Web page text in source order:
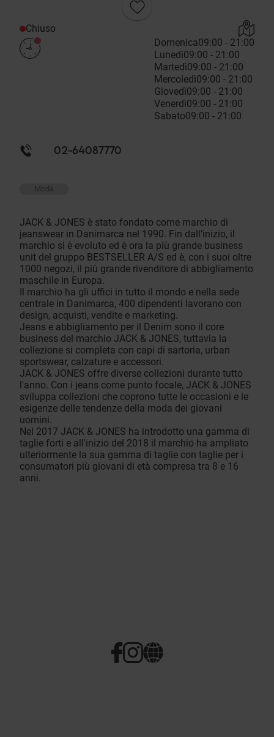
Chiuso
Domenica09:00 - 21:00
Lunedì09:00 - 21:00
Martedì09:00 - 21:00
Mercoledì09:00 - 21:00
Giovedì09:00 - 21:00
Venerdì09:00 - 21:00
Sabato09:00 - 21:00
02-64087770
Moda
JACK & JONES è stato fondato come marchio di
jeanswear in Danimarca nel 1990. Fin dall’inizio, il
marchio si è evoluto ed è ora la più grande business
unit del gruppo BESTSELLER A/S ed è, con i suoi oltre
1000 negozi, il più grande rivenditore di abbigliamento
maschile in Europa.
Il marchio ha gli uffici in tutto il mondo e nella sede
centrale in Danimarca, 400 dipendenti lavorano con
design, acquisti, vendite e marketing.
Jeans e abbigliamento per il Denim sono il core
business del marchio JACK & JONES, tuttavia la
collezione si completa con capi di sartoria, urban
sportswear, calzature e accessori.
JACK & JONES offre diverse collezioni durante tutto
l'anno. Con i jeans come punto focale, JACK & JONES
sviluppa collezioni che coprono tutte le occasioni e le
esigenze delle tendenze della moda dei giovani
uomini.
Nel 2017 JACK & JONES ha introdotto una gamma di
taglie forti e all'inizio del 2018 il marchio ha ampliato
ulteriormente la sua gamma di taglie con taglie per i
consumatori più giovani di età compresa tra 8 e 16
anni.